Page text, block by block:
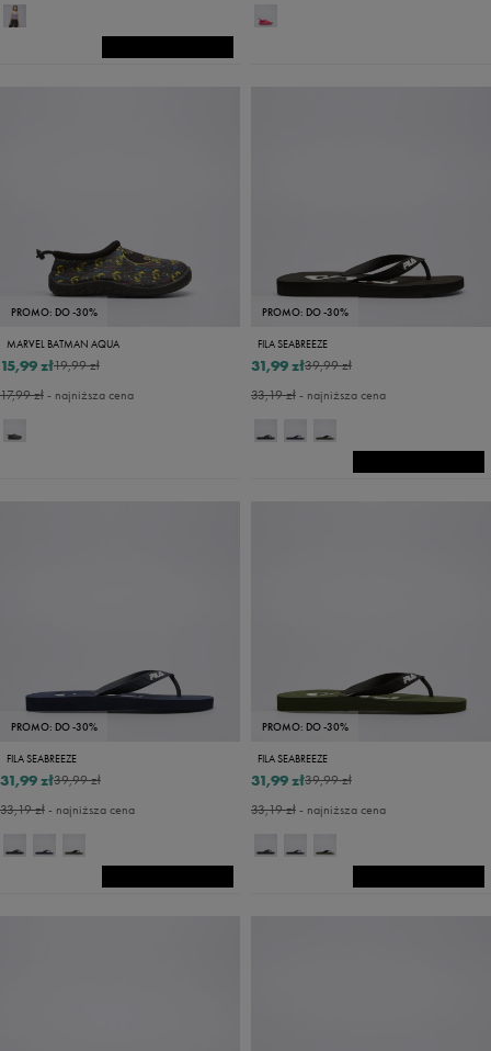
PROMO: DO -30%
MARVEL BATMAN AQUA
19,99 zł
15,99 zł
17,99 zł- najniższa cena
PROMO: DO -30%
FILA SEABREEZE
39,99 zł
31,99 zł
33,19 zł- najniższa cena
PROMO: DO -30%
FILA SEABREEZE
39,99 zł
31,99 zł
33,19 zł- najniższa cena
PROMO: DO -30%
FILA SEABREEZE
39,99 zł
31,99 zł
33,19 zł- najniższa cena